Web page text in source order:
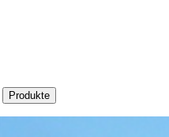
Produkte